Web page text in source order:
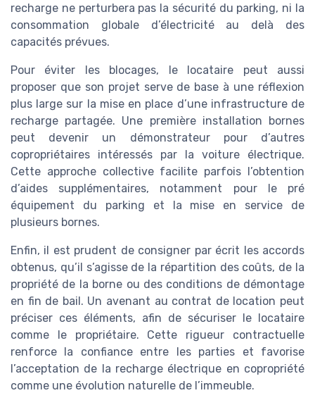
recharge ne perturbera pas la sécurité du parking, ni la
consommation globale d’électricité au delà des
capacités prévues.
Pour éviter les blocages, le locataire peut aussi
proposer que son projet serve de base à une réflexion
plus large sur la mise en place d’une infrastructure de
recharge partagée. Une première installation bornes
peut devenir un démonstrateur pour d’autres
copropriétaires intéressés par la voiture électrique.
Cette approche collective facilite parfois l’obtention
d’aides supplémentaires, notamment pour le pré
équipement du parking et la mise en service de
plusieurs bornes.
Enfin, il est prudent de consigner par écrit les accords
obtenus, qu’il s’agisse de la répartition des coûts, de la
propriété de la borne ou des conditions de démontage
en fin de bail. Un avenant au contrat de location peut
préciser ces éléments, afin de sécuriser le locataire
comme le propriétaire. Cette rigueur contractuelle
renforce la confiance entre les parties et favorise
l’acceptation de la recharge électrique en copropriété
comme une évolution naturelle de l’immeuble.